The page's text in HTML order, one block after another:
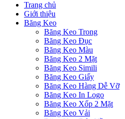
Trang chủ
Giới thiệu
Băng Keo
Băng Keo Trong
Băng Keo Đục
Băng Keo Màu
Băng Keo 2 Mặt
Băng Keo Simili
Băng Keo Giấy
Băng Keo Hàng Dễ Vỡ
Băng Keo In Logo
Băng Keo Xốp 2 Mặt
Băng Keo Vải